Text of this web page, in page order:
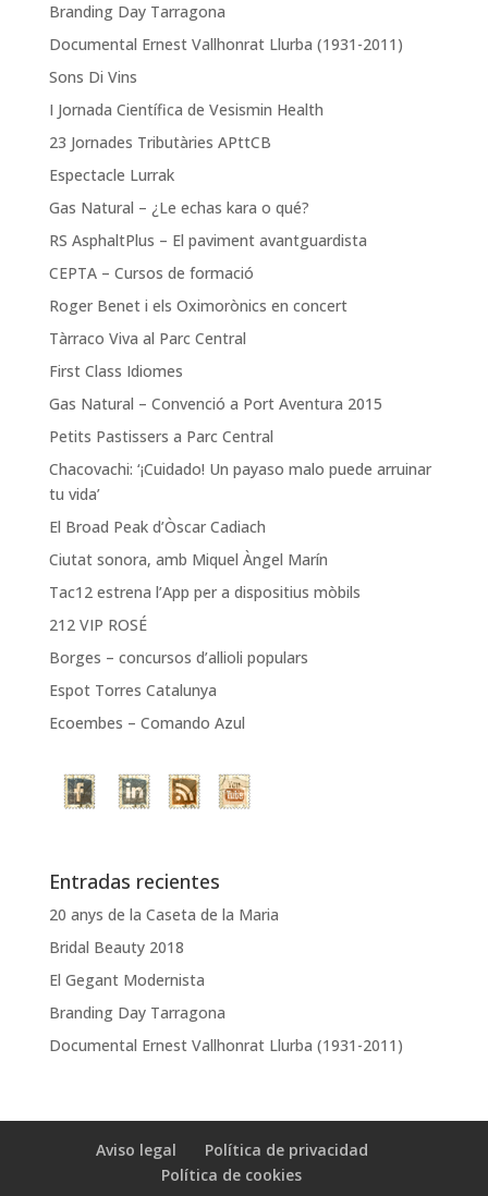
Branding Day Tarragona
Documental Ernest Vallhonrat Llurba (1931-2011)
Sons Di Vins
I Jornada Científica de Vesismin Health
23 Jornades Tributàries APttCB
Espectacle Lurrak
Gas Natural – ¿Le echas kara o qué?
RS AsphaltPlus – El paviment avantguardista
CEPTA – Cursos de formació
Roger Benet i els Oximorònics en concert
Tàrraco Viva al Parc Central
First Class Idiomes
Gas Natural – Convenció a Port Aventura 2015
Petits Pastissers a Parc Central
Chacovachi: ‘¡Cuidado! Un payaso malo puede arruinar
tu vida’
El Broad Peak d’Òscar Cadiach
Ciutat sonora, amb Miquel Àngel Marín
Tac12 estrena l’App per a dispositius mòbils
212 VIP ROSÉ
Borges – concursos d’allioli populars
Espot Torres Catalunya
Ecoembes – Comando Azul
Entradas recientes
20 anys de la Caseta de la Maria
Bridal Beauty 2018
El Gegant Modernista
Branding Day Tarragona
Documental Ernest Vallhonrat Llurba (1931-2011)
Aviso legal
Política de privacidad
Política de cookies